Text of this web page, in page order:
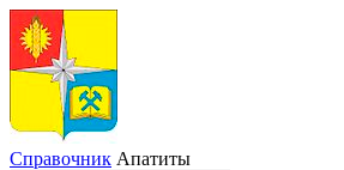
Справочник Апатиты